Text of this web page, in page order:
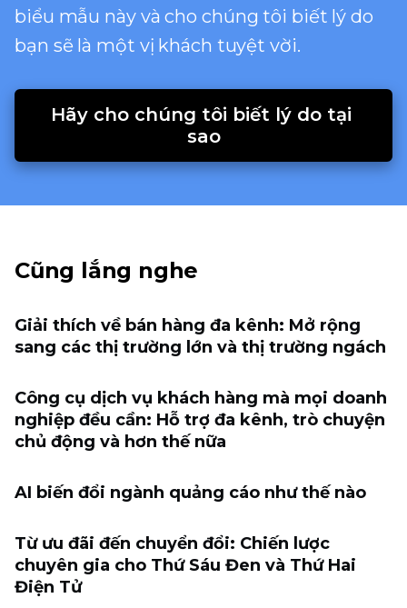
biểu mẫu này và cho chúng tôi biết lý do
bạn sẽ là một vị khách tuyệt vời.
Hãy cho chúng tôi biết lý do tại
sao
Cũng lắng nghe
Giải thích về bán hàng đa kênh: Mở rộng
sang các thị trường lớn và thị trường ngách
Công cụ dịch vụ khách hàng mà mọi doanh
nghiệp đều cần: Hỗ trợ đa kênh, trò chuyện
chủ động và hơn thế nữa
AI biến đổi ngành quảng cáo như thế nào
Từ ưu đãi đến chuyển đổi: Chiến lược
chuyên gia cho Thứ Sáu Đen và Thứ Hai
Điện Tử